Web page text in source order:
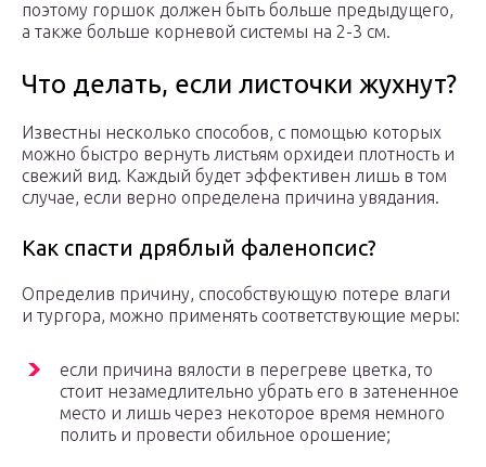
поэтому горшок должен быть больше предыдущего,
а также больше корневой системы на 2-3 см.
Что делать, если листочки жухнут?
Известны несколько способов, с помощью которых
можно быстро вернуть листьям орхидеи плотность и
свежий вид. Каждый будет эффективен лишь в том
случае, если верно определена причина увядания.
Как спасти дряблый фаленопсис?
Определив причину, способствующую потере влаги
и тургора, можно применять соответствующие меры:
если причина вялости в перегреве цветка, то
стоит незамедлительно убрать его в затененное
место и лишь через некоторое время немного
полить и провести обильное орошение;